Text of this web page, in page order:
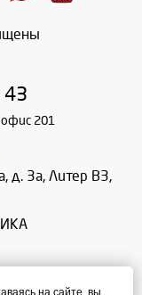
43
201
д. 3а, Литер В3,
на сайте, вы